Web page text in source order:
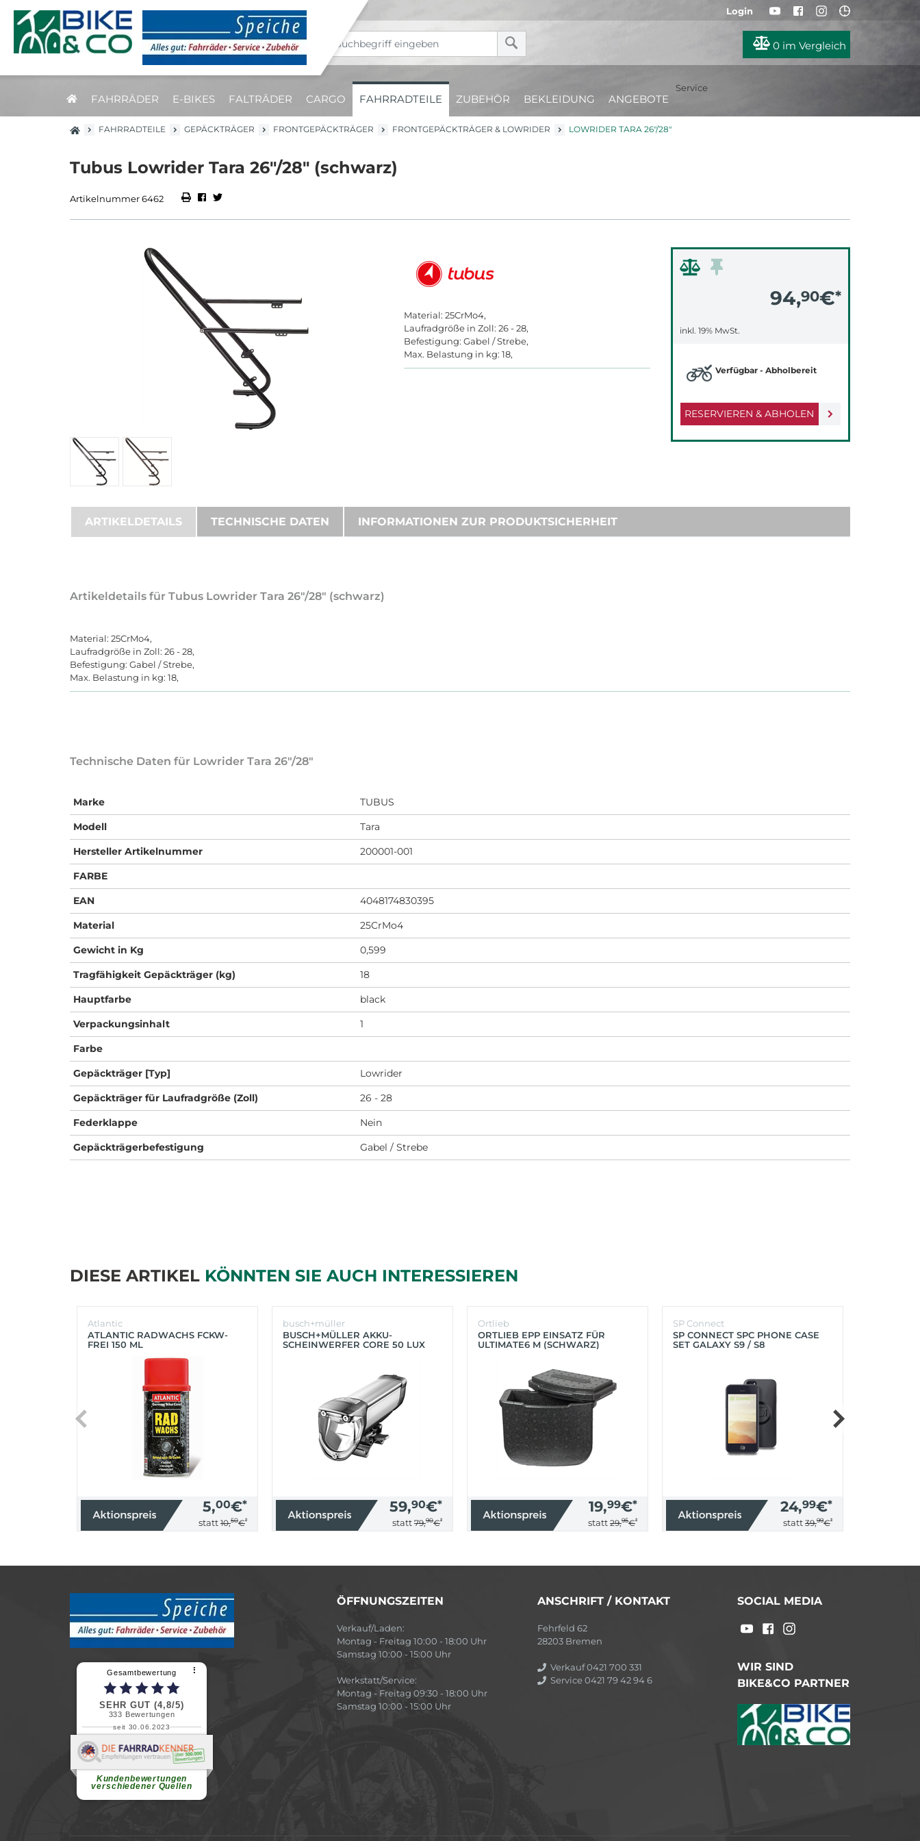
Login
0 im Vergleich
FAHRRÄDER E-BIKES FALTRÄDER CARGO FAHRRADTEILE ZUBEHÖR BEKLEIDUNG ANGEBOTE
Service
FAHRRADTEILE GEPÄCKTRÄGER FRONTGEPÄCKTRÄGER FRONTGEPÄCKTRÄGER & LOWRIDER LOWRIDER TARA 26"/28"
Tubus Lowrider Tara 26"/28" (schwarz)
Artikelnummer 6462
94,90€*
inkl. 19% MwSt.
RESERVIEREN & ABHOLEN
Verfügbar - Abholbereit
Material: 25CrMo4,
Laufradgröße in Zoll: 26 - 28,
Befestigung: Gabel / Strebe,
Max. Belastung in kg: 18,
ARTIKELDETAILS TECHNISCHE DATEN INFORMATIONEN ZUR PRODUKTSICHERHEIT
Artikeldetails für Tubus Lowrider Tara 26"/28" (schwarz)
Material: 25CrMo4,
Laufradgröße in Zoll: 26 - 28,
Befestigung: Gabel / Strebe,
Max. Belastung in kg: 18,
Technische Daten für Lowrider Tara 26"/28"
Marke
TUBUS
Modell
Tara
Hersteller Artikelnummer
200001-001
FARBE
EAN
4048174830395
Material
25CrMo4
Gewicht in Kg
0,599
Tragfähigkeit Gepäckträger (kg)
18
Hauptfarbe
black
Verpackungsinhalt
1
Farbe
Gepäckträger [Typ]
Lowrider
Gepäckträger für Laufradgröße (Zoll)
26 - 28
Federklappe
Nein
Gepäckträgerbefestigung
Gabel / Strebe
DIESE ARTIKEL KÖNNTEN SIE AUCH INTERESSIEREN
Atlantic
ATLANTIC RADWACHS FCKW-
FREI 150 ML
5,00€*
statt 10,50€*
busch+müller
BUSCH+MÜLLER AKKU-
SCHEINWERFER CORE 50 LUX
59,90€*
statt 79,90€*
Ortlieb
ORTLIEB EPP EINSATZ FÜR
ULTIMATE6 M (SCHWARZ)
19,99€*
statt 29,95€*
SP Connect
SP CONNECT SPC PHONE CASE
SET GALAXY S9 / S8
24,99€*
statt 39,99€*
Gesamtbewertung ⠇
SEHR GUT (4,8/5)
333 Bewertungen
seit 30.06.2023
Kundenbewertungen
verschiedener Quellen
Renate H.
Vielen Dank für ein herzliches
ÖFFNUNGSZEITEN
Verkauf/Laden:
Montag - Freitag 10:00 - 18:00 Uhr
Samstag 10:00 - 15:00 Uhr
Werkstatt/Service:
Montag - Freitag 09:30 - 18:00 Uhr
Samstag 10:00 - 15:00 Uhr
ANSCHRIFT / KONTAKT
Fehrfeld 62
28203 Bremen
Verkauf 0421 700 331
Service 0421 79 42 94 6
SOCIAL MEDIA
WIR SIND
BIKE&CO PARTNER